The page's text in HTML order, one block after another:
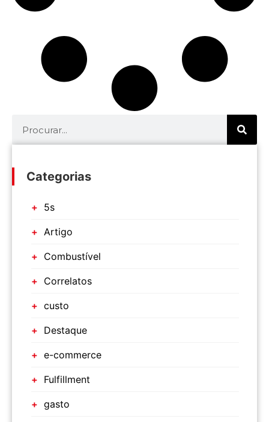
Categorias
5s
Artigo
Combustível
Correlatos
custo
Destaque
e-commerce
Fulfillment
gasto